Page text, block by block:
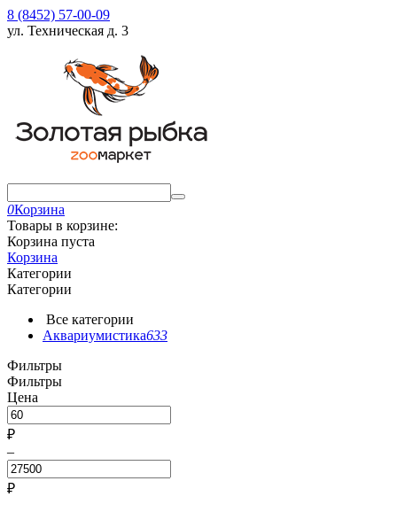
8 (8452) 57-00-09
ул. Техническая д. 3
0Корзина
Товары в корзине:
Корзина пуста
Корзина
Категории
Категории
Все категории
Аквариумистика633
Фильтры
Фильтры
Цена
₽
–
₽